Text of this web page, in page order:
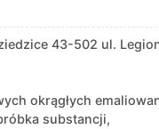
43-502 ul.
okrągłych
substancji,